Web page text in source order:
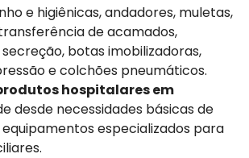
e higiênicas, andadores, muletas,
de acamados,
botas imobilizadoras,
e colchões pneumáticos.
hospitalares em
desde necessidades básicas de
especializados para